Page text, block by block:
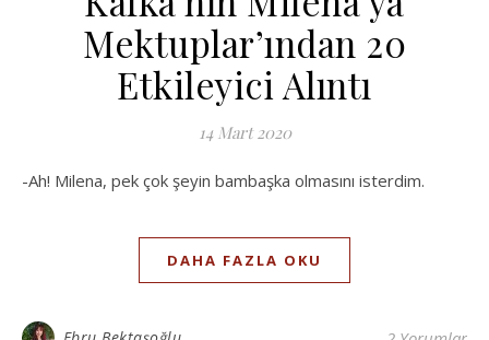
Mektuplar’ından 20
Etkileyici Alıntı
14 Mart 2020
-Ah! Milena, pek çok şeyin bambaşka olmasını isterdim.
DAHA FAZLA OKU